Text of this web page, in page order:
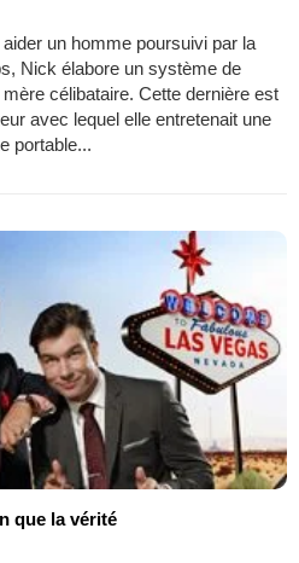
un homme poursuivi par la
Nick élabore un système de
célibataire. Cette dernière est
avec lequel elle entretenait une
portable...
que la vérité